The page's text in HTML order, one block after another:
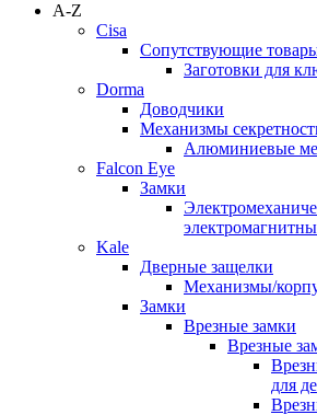
A-Z
Cisa
Сопутствующие
Заготовки для
Dorma
Доводчики
Механизмы
Алюминиевые
Falcon Eye
Замки
Kale
Дверные защелки
Механизмы/
Замки
Врезные замки
Врезные
для